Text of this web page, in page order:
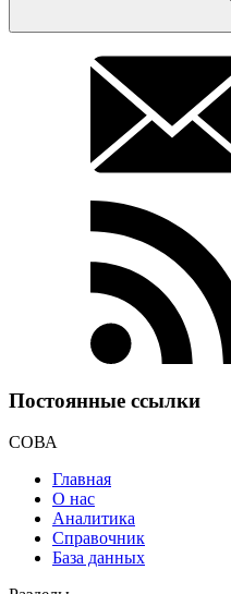
Постоянные ссылки
СОВА
Главная
О нас
Аналитика
Справочник
База данных